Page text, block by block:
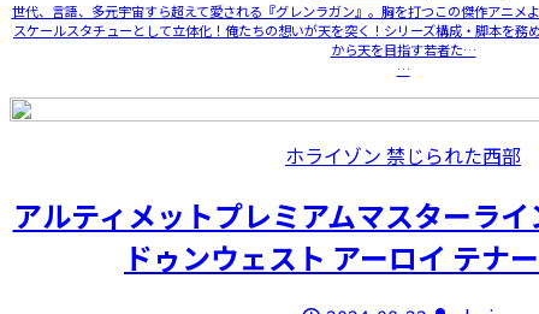
世代、言語、多元宇宙すら超えて愛される『グレンラガン』。胸を打つこの傑作アニメ
スケールスタチューとして立体化！俺たちの想いが天を突く！シリーズ構成・脚本を務
から天を目指す若者た…
…
ホライゾン 禁じられた西部
アルティメットプレミアムマスターラ
ドゥンウェスト アーロイ テナ